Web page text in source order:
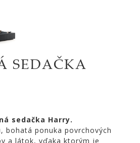
SEDAČKA
sedačka Harry.
bohatá ponuka povrchových
a látok, vďaka ktorým je